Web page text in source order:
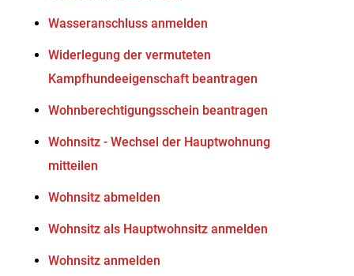
Wasseranschluss anmelden
Widerlegung der vermuteten
Kampfhundeeigenschaft beantragen
Wohnberechtigungsschein beantragen
Wohnsitz - Wechsel der Hauptwohnung
mitteilen
Wohnsitz abmelden
Wohnsitz als Hauptwohnsitz anmelden
Wohnsitz anmelden